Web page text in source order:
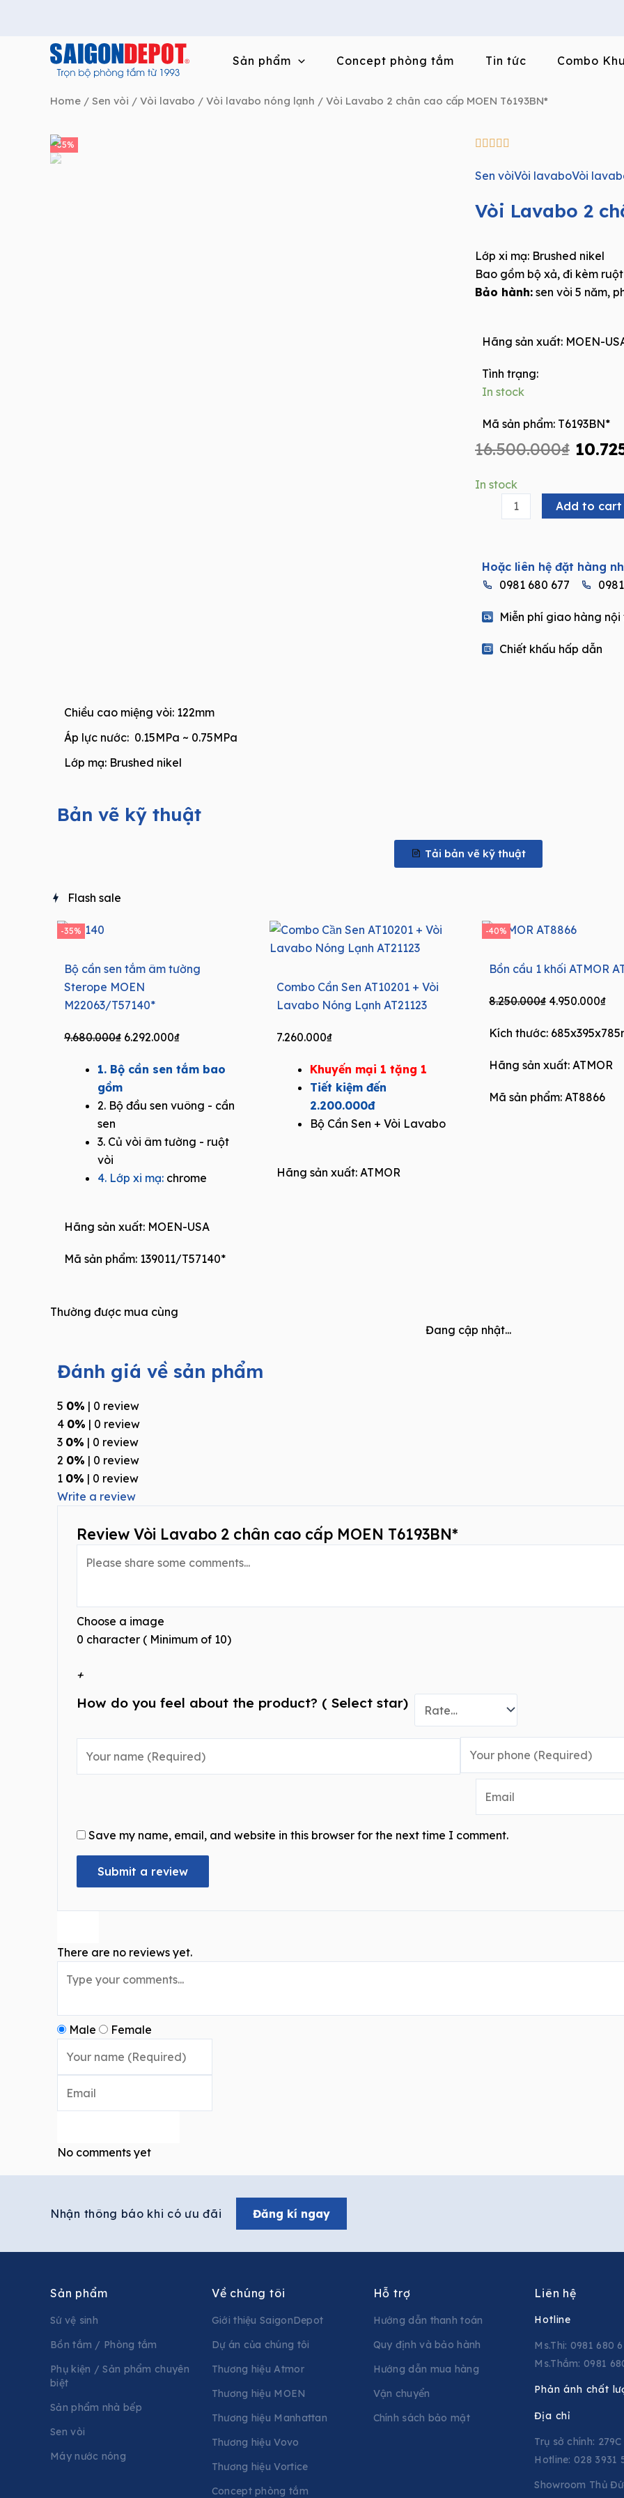
Sản phẩm Concept phòng tắm Tin tức Combo
Home / Sen vòi / Vòi lavabo / Vòi lavabo nóng lạnh / Vòi Lavabo 2 chân cao cấp MOEN T6193BN*
-35%     
Sen vòiVòi lavaboVòi
Vòi Lavabo 2
Lớp xi mạ: Brushed nikel
Bao gồm bộ xả, đi kèm
Bảo hành: sen vòi 5 năm,
Hãng sản xuất: MOEN-
Tình trạng:
In stock
Mã sản phẩm: T6193BN*
16.500.000₫
In stock
Vòi
Lavabo
cấp
MOEN
T6193BN*
Add to cart
Hoặc liên hệ đặt hàng
0981 680 677
Miễn phí giao hàng nội
Chiết khấu hấp dẫn
Chiều cao miệng vòi: 122mm
Áp lực nước: 0.15MPa ~ 0.75MPa
Lớp mạ: Brushed nikel
Bản vẽ kỹ thuật
Tải bản vẽ kỹ thuật
Flash sale
-35%
Bộ cần sen tắm âm tường
Sterope MOEN
M22063/T57140*
9.680.000₫ Original
was:
6.292.000₫Current
is:
1. Bộ cần sen tắm bao
gồm
2. Bộ đầu sen vuông - cần
sen
3. Củ vòi âm tường - ruột
vòi
4. Lớp xi mạ: chrome
Hãng sản xuất: MOEN-USA
Mã sản phẩm: 139011/T57140*
Combo Cần Sen AT10201 + Vòi
Lavabo Nóng Lạnh AT21123
7.260.000₫
Khuyến mại 1 tặng 1
Tiết kiệm đến
2.200.000đ
Bộ Cần Sen + Vòi Lavabo
Hãng sản xuất: ATMOR
-40%
Bồn cầu 1 khối ATMOR
8.250.000₫ Original
was:
4.950.000₫
is:
Kích thước:
Hãng sản xuất: ATMOR
Mã sản phẩm: AT8866
Thường được mua cùng
Đang cập nhật...
Đánh giá về sản phẩm
5 0% | 0 review
4 0% | 0 review
3 0% | 0 review
2 0% | 0 review
1 0% | 0 review
Write a review
Review Vòi Lavabo 2 chân cao cấp MOEN T6193BN*
Choose a image
0 character ( Minimum of 10)
+
How do you feel about the product? ( Select star)
Save my name, email, and website in this browser for the next time I comment.
There are no reviews yet.
Male Female
No comments yet
Nhận thông báo khi có ưu đãi Đăng kí ngay
Sản phẩm
Sứ vệ sinh
Bồn tắm / Phòng tắm
Phụ kiện / Sản phẩm chuyên
biệt
Sản phẩm nhà bếp
Sen vòi
Máy nước nóng
Về chúng tôi
Giới thiệu SaigonDepot
Dự án của chúng tôi
Thương hiệu Atmor
Thương hiệu MOEN
Thương hiệu Manhattan
Thương hiệu Vovo
Thương hiệu Vortice
Concept phòng tắm
Hỗ trợ
Hướng dẫn thanh toán
Quy định và bảo hành
Hướng dẫn mua hàng
Vận chuyển
Chính sách bảo mật
Liên hệ
Hotline
Ms.Thi: 0981 680
Ms.Thắm: 0981
Phản ánh chất
Địa chỉ
Trụ sở chính:
Hotline: 028 3931
Showroom Thủ